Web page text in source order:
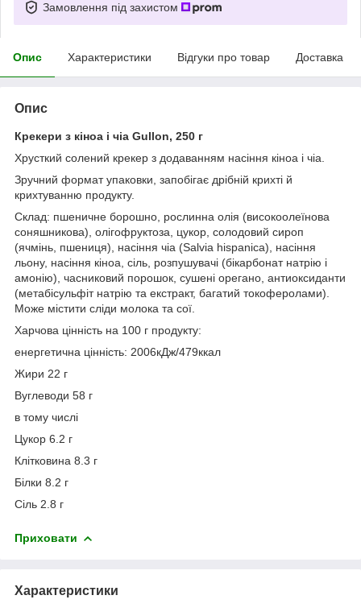
Замовлення під захистом
Опис Характеристики Відгуки про товар Доставка
Опис
Крекери з кіноа і чіа Gullon, 250 г
Хрусткий солений крекер з додаванням насіння кіноа і чіа.
Зручний формат упаковки, запобігає дрібній крихті й
крихтуванню продукту.
Склад: пшеничне борошно, рослинна олія (високоолеїнова
соняшникова), олігофруктоза, цукор, солодовий сироп
(ячмінь, пшениця), насіння чіа (Salvia hispanica), насіння
льону, насіння кіноа, сіль, розпушувачі (бікарбонат натрію і
амонію), часниковий порошок, сушені орегано, антиоксиданти
(метабісульфіт натрію та екстракт, багатий токоферолами).
Може містити сліди молока та сої.
Харчова цінність на 100 г продукту:
енергетична цінність: 2006кДж/479ккал
Жири 22 г
Вуглеводи 58 г
в тому числі
Цукор 6.2 г
Клітковина 8.3 г
Білки 8.2 г
Сіль 2.8 г
Приховати
Характеристики